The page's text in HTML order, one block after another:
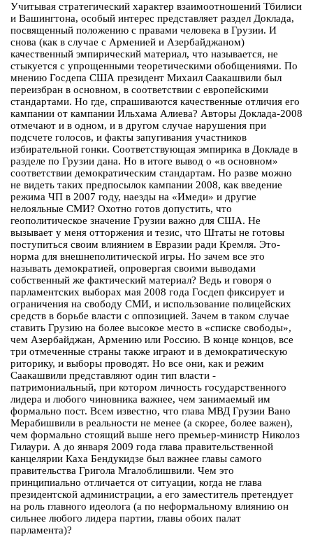
Учитывая стратегический характер взаимоотношений Тбилиси
и Вашингтона, особый интерес представляет раздел Доклада,
посвященный положению с правами человека в Грузии. И
снова (как в случае с Арменией и Азербайджаном)
качественный эмпирический материал, что называется, не
стыкуется с упрощенными теоретическими обобщениями. По
мнению Госдепа США президент Михаил Саакашвили был
переизбран в основном, в соответствии с европейскими
стандартами. Но где, спрашиваются качественные отличия его
кампании от кампании Ильхама Алиева? Авторы Доклада-2008
отмечают и в одном, и в другом случае нарушения при
подсчете голосов, и факты запугивания участников
избирательной гонки. Соответствующая эмпирика в Докладе в
разделе по Грузии дана. Но в итоге вывод о «в основном»
соответствии демократическим стандартам. Но разве можно
не видеть таких предпосылок кампании 2008, как введение
режима ЧП в 2007 году, наезды на «Имеди» и другие
нелояльные СМИ? Охотно готов допустить, что
геополитическое значение Грузии важно для США. Не
вызывает у меня отторжения и тезис, что Штаты не готовы
поступиться своим влиянием в Евразии ради Кремля. Это-
норма для внешнеполитической игры. Но зачем все это
называть демократией, опровергая своими выводами
собственный же фактический материал? Ведь и говоря о
парламентских выборах мая 2008 года Госдеп фиксирует и
ограничения на свободу СМИ, и использование полицейских
средств в борьбе власти с оппозицией. Зачем в таком случае
ставить Грузию на более высокое место в «списке свободы»,
чем Азербайджан, Армению или Россию. В конце концов, все
три отмеченные страны также играют и в демократическую
риторику, и выборы проводят. Но все они, как и режим
Саакашвили представляют один тип власти -
патримониальный, при котором личность государственного
лидера и любого чиновника важнее, чем занимаемый им
формально пост. Всем известно, что глава МВД Грузии Вано
Мерабишвили в реальности не менее (а скорее, более важен),
чем формально стоящий выше него премьер-министр Николоз
Гилаури. А до января 2009 года глава правительственной
канцелярии Каха Бендукидзе был важнее главы самого
правительства Григола Мгалоблишвили. Чем это
принципиально отличается от ситуации, когда не глава
президентской администрации, а его заместитель претендует
на роль главного идеолога (а по неформальному влиянию он
сильнее любого лидера партии, главы обоих палат
парламента)?